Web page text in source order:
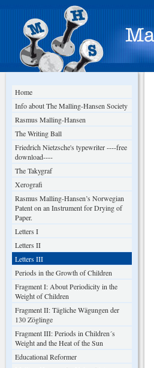
Home
Info about The Malling-Hansen Society
Rasmus Malling-Hansen
The Writing Ball
Friedrich Nietzsche's typewriter ----free
download----
The Takygraf
Xerografi
Rasmus Malling-Hansen’s Norwegian
Patent on an Instrument for Drying of
Paper.
Letters I
Letters II
Letters III
Periods in the Growth of Children
Fragment I: About Periodicity in the
Weight of Children
Fragment II: Tägliche Wägungen der
130 Zöglinge
Fragment III: Periods in Children´s
Weight and the Heat of the Sun
Educational Reformer